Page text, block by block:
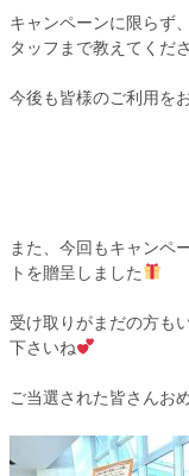
キャンペーンに限らず
タッフまで教えてくだ
今後も皆様のご利用を
また、今回もキャンペ
トを贈呈しました
受け取りがまだの方も
下さいね
ご当選された皆さんお